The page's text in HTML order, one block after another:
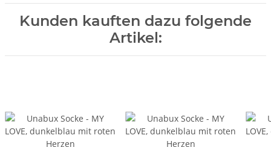
Kunden kauften dazu folgende
Artikel: